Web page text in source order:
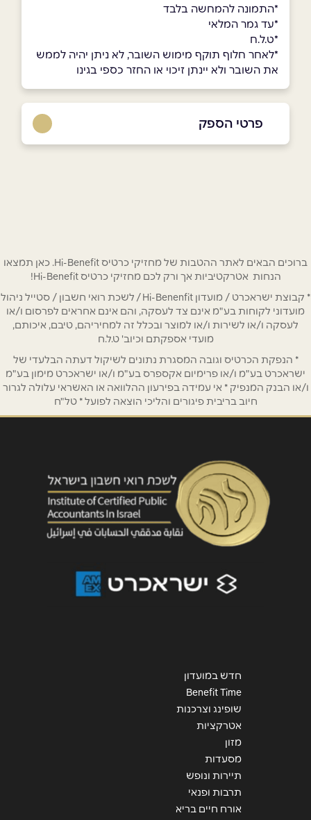
*התמונה להמחשה בלבד
*עד גמר המלאי
*ט.ל.ח
*לאחר חלוף תוקף מימוש השובר, לא ניתן יהיה לממש
את השובר ולא יינתן זיכוי או החזר כספי בגינו
פרטי הספק
אימייל*
נושא *
הודעה
שליחה
ברוכים הבאים לאתר ההטבות של מחזיקי כרטיס Hi-Benefit. כאן תמצאו
הנחות אטרקטיביות אך ורק לכם מחזיקי כרטיס Hi-Benefit!
* קבוצת ישראכרט / מועדון Hi-Benenfit / לשכת רואי חשבון / סטייל ניהול
מועדוני לקוחות בע"מ אינם צד לעסקה, והם אינם אחראים לפרסום ו/או
לעסקה ו/או לשירות ו/או למוצר ובכלל זה למחיריהם, טיבם, איכותם,
מועדי אספקתם וכיוב' ט.ל.ח
* הנפקת הכרטיס וגובה המסגרת נתונים לשיקול דעתה הבלעדי של
ישראכרט בע"מ ו/או פרימיום אקספרס בע"מ ו/או ישראכרט מימון בע"מ
ו/או הבנק המנפיק * אי עמידה בפירעון ההלוואה או האשראי עלולה לגרור
חיוב בריבית פיגורים והליכי הוצאה לפועל * טל"ח
חדש במועדון
Benefit Time
שופינג וצרכנות
אטרקציות
מזון
מסעדות
תיירות ונופש
תרבות ופנאי
אורח חיים בריא